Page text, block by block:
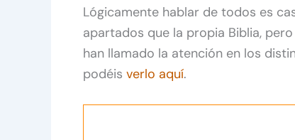
Lógicamente hablar de todos es
apartados que la propia Biblia,
han llamado la atención en los
podéis verlo aquí.